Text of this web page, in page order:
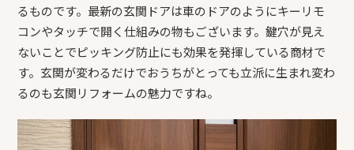
るものです。最新の玄関ドアは車のドアのようにキーリモ
コンやタッチで開く仕組みの物もございます。鍵穴が見え
ないことでピッキング防止にも効果を発揮している商材で
す。玄関が変わるだけでおうちがとっても立派に生まれ変わ
るのも玄関リフォームの魅力ですね。